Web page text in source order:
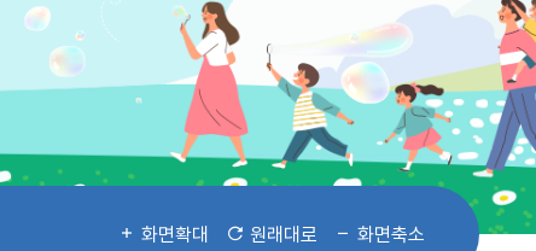
화면확대 원래대로 화면축소